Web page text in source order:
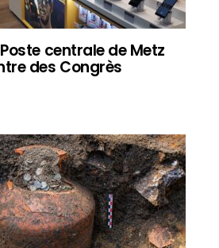
centrale de Metz
des Congrès